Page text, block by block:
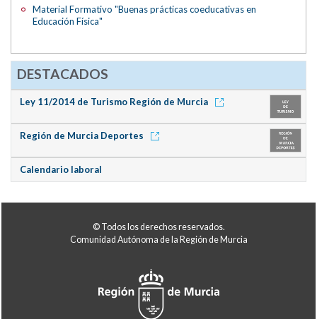
Material Formativo "Buenas prácticas coeducativas en
Educación Física"
DESTACADOS
Ley 11/2014 de Turismo Región de Murcia
Región de Murcia Deportes
Calendario laboral
© Todos los derechos reservados.
Comunidad Autónoma de la Región de Murcia